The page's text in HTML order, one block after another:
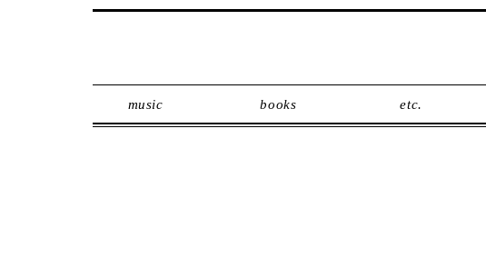
music books etc.